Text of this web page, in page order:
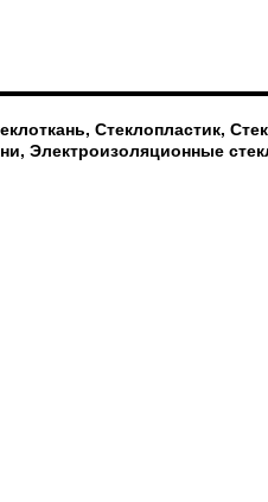
Стеклопластик,
Электроизоляционные